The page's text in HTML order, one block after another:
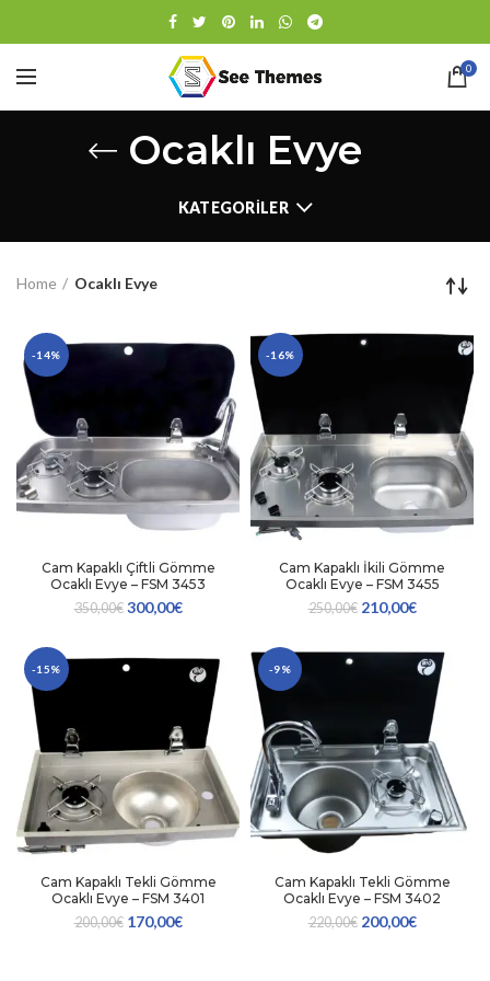
0
Ocaklı Evye
KATEGORILER
Home Ocaklı Evye
-14%
Cam Kapaklı Çiftli Gömme
Ocaklı Evye – FSM 3453
350,00€ 300,00€
-16%
Cam Kapaklı İkili Gömme
Ocaklı Evye – FSM 3455
250,00€ 210,00€
-15%
Cam Kapaklı Tekli Gömme
Ocaklı Evye – FSM 3401
200,00€ 170,00€
-9%
Cam Kapaklı Tekli Gömme
Ocaklı Evye – FSM 3402
220,00€ 200,00€